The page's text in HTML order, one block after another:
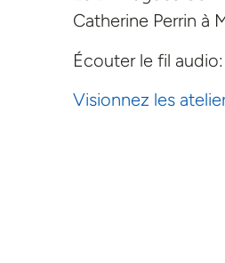
Catherine Perrin à
Écouter le fil audio:
Visionnez les